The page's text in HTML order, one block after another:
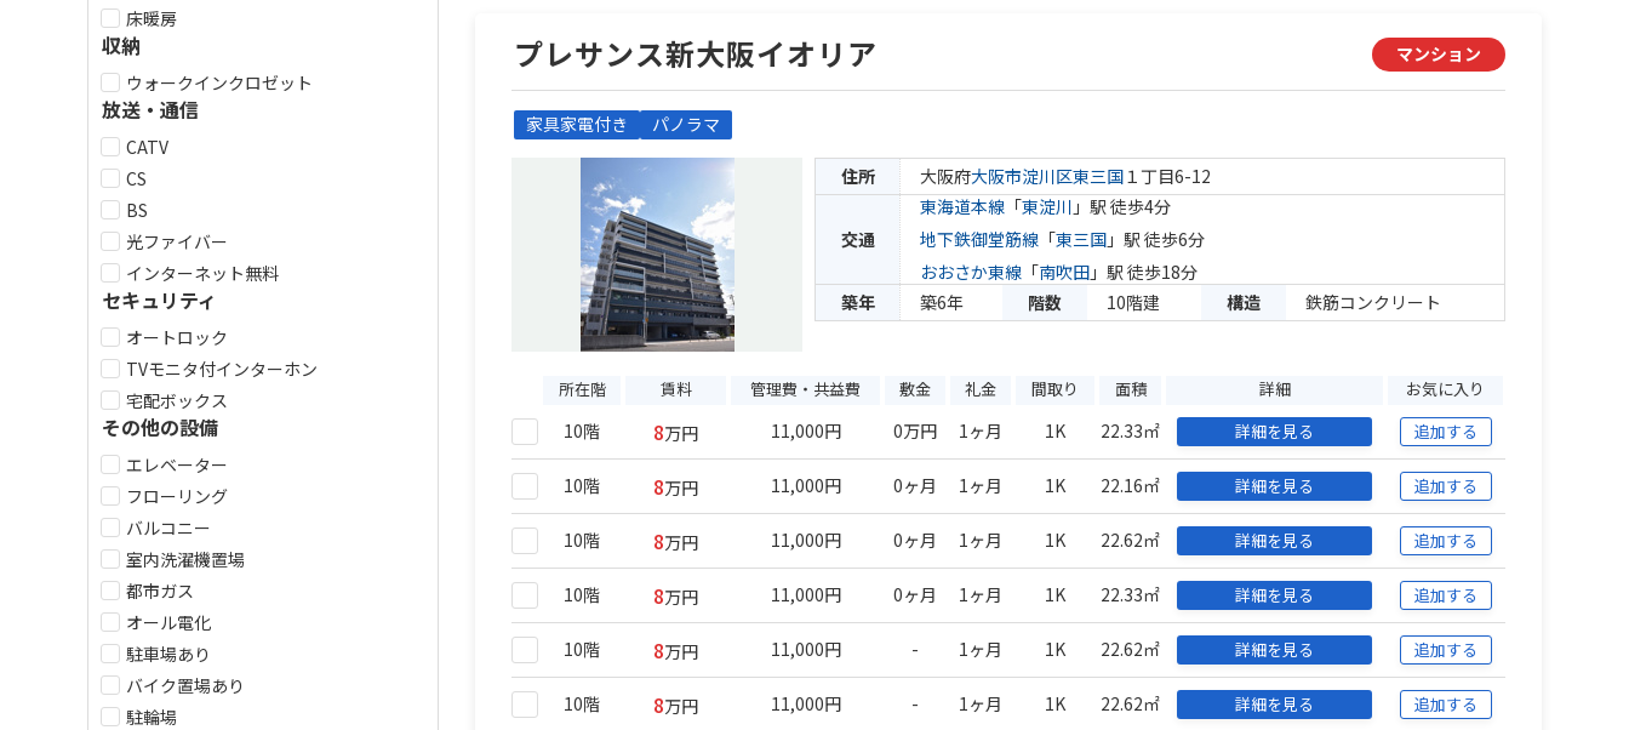
プレサンス新大阪イオリア マンション
家具家電付き パノラマ
住所 大阪府大阪市淀川区東三国１丁目6-12
交通
東海道本線 「東淀川 」駅 徒歩4分
地下鉄御堂筋線 「東三国 」駅 徒歩6分
おおさか東線 「南吹田 」駅 徒歩18分
築年
築6年 階数 10階建 構造 鉄筋コンクリート
所在階 賃料 管理費・共益費 敷金 礼金 間取り 面積 詳細 お気に入り
10階 8万円 11,000円 0万円 1ヶ月 1K 22.33㎡ 詳細を見る 追加する
10階 8万円 11,000円 0ヶ月 1ヶ月 1K 22.16㎡ 詳細を見る 追加する
10階 8万円 11,000円 0ヶ月 1ヶ月 1K 22.62㎡ 詳細を見る 追加する
10階 8万円 11,000円 0ヶ月 1ヶ月 1K 22.33㎡ 詳細を見る 追加する
10階 8万円 11,000円 - 1ヶ月 1K 22.62㎡ 詳細を見る 追加する
10階 8万円 11,000円 - 1ヶ月 1K 22.62㎡ 詳細を見る 追加する
床暖房
収納
ウォークインクロゼット
放送・通信
CATV
CS
BS
光ファイバー
インターネット無料
セキュリティ
オートロック
TVモニタ付インターホン
宅配ボックス
その他の設備
エレベーター
フローリング
バルコニー
室内洗濯機置場
都市ガス
オール電化
駐車場あり
バイク置場あり
駐輪場